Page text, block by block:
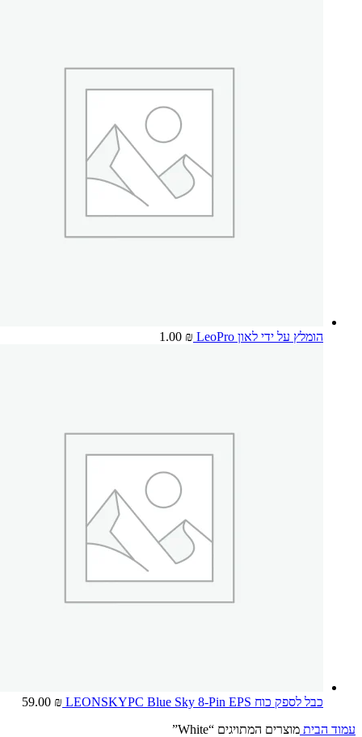
הומלץ על ידי לאון LeoPro 1.00 ₪
כבל לספק כוח LEONSKYPC Blue Sky 8-Pin EPS 59.00 ₪
עמוד הבית מוצרים המתויגים “White”